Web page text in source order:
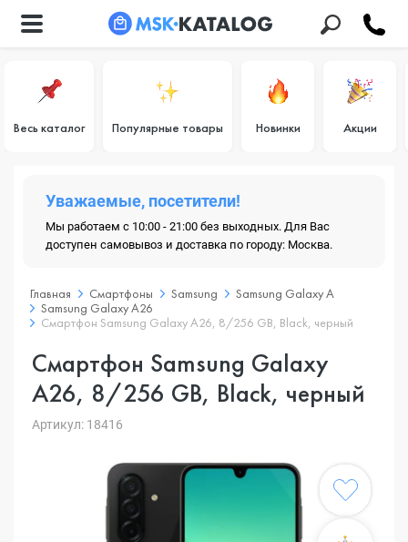
Весь каталог Популярные товары Новинки Акции
Уважаемые, посетители!
Мы работаем с 10:00 - 21:00 без выходных. Для Вас
доступен самовывоз и доставка по городу: Москва.
Главная Смартфоны Samsung
Samsung Galaxy A
Samsung Galaxy A26
Смартфон Samsung Galaxy A26, 8/256 GB, Black, черный
Смартфон Samsung Galaxy
A26, 8/256 GB, Black, черный
Артикул: 18416